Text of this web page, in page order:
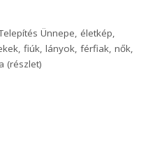
Ünnepe, életkép,
fiúk, lányok, férfiak, nők,
(részlet)